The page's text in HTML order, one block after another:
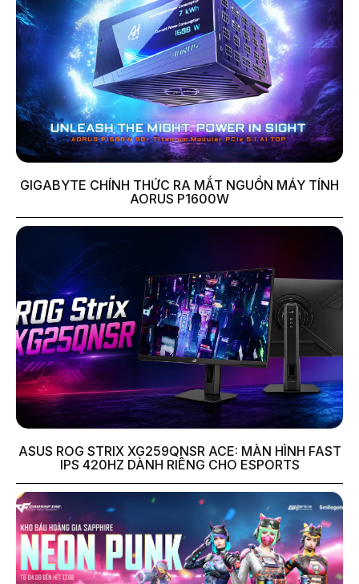
GIGABYTE CHÍNH THỨC RA MẮT NGUỒN MÁY TÍNH
AORUS P1600W
ASUS ROG STRIX XG259QNSR ACE: MÀN HÌNH FAST
IPS 420HZ DÀNH RIÊNG CHO ESPORTS